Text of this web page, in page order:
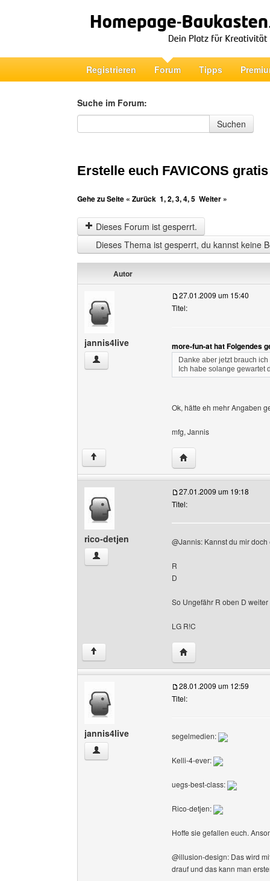
Registrieren Forum Tipps
Suche im Forum:
Suche im Forum
Suchen
Erstelle euch FAVICONS gratis
Gehe zu Seite « Zurück 1,2,3,4,5 Weiter »
Dieses Forum ist gesperrt.
Dieses Thema ist gesperrt, du kannst keine
Autor
jannis4live
jannis4live Benutzer-Profile anzeigen
27.01.2009 um 15:40
Titel:
more-fun-at hat Folgendes
Danke aber jetzt brauch
Ich habe solange gewartet
Ok, hätte eh mehr Angaben
mfg, Jannis
↑ Website dieses
rico-detjen
rico-detjen Benutzer-Profile anzeigen
27.01.2009 um 19:18
Titel:
@Jannis: Kannst du mir
R
D
So Ungefähr R oben D
LG R!C
↑ Website dieses
jannis4live
jannis4live Benutzer-Profile anzeigen
28.01.2009 um 12:59
Titel:
segelmedien:
Kelli-4-ever:
uegs-best-class:
Rico-detjen:
Hoffe sie gefallen euch.
@illusion-design: Das wird
drauf und das kann man